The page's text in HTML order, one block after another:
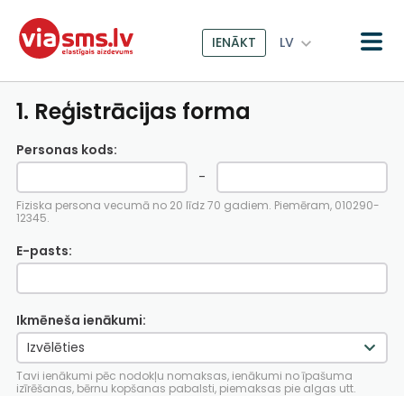
IENĀKT LV
1. Reģistrācijas forma
Personas kods:
-
Fiziska persona vecumā no 20 līdz 70 gadiem. Piemēram, 010290-
12345.
E-pasts:
Ikmēneša ienākumi:
Tavi ienākumi pēc nodokļu nomaksas, ienākumi no īpašuma
izīrēšanas, bērnu kopšanas pabalsti, piemaksas pie algas utt.